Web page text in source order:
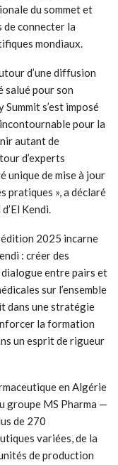
du sommet et
de connecter la
mondiaux.
d’une diffusion
salué pour son
s’est imposé
pour la
autant de
d’experts
de mise à jour
pratiques », a déclaré
Kendi.
édition 2025 incarne
: créer des
entre pairs et
sur l’ensemble
dans une stratégie
la formation
un esprit de rigueur
en Algérie
groupe MS Pharma —
de 270
variées, de la
de production